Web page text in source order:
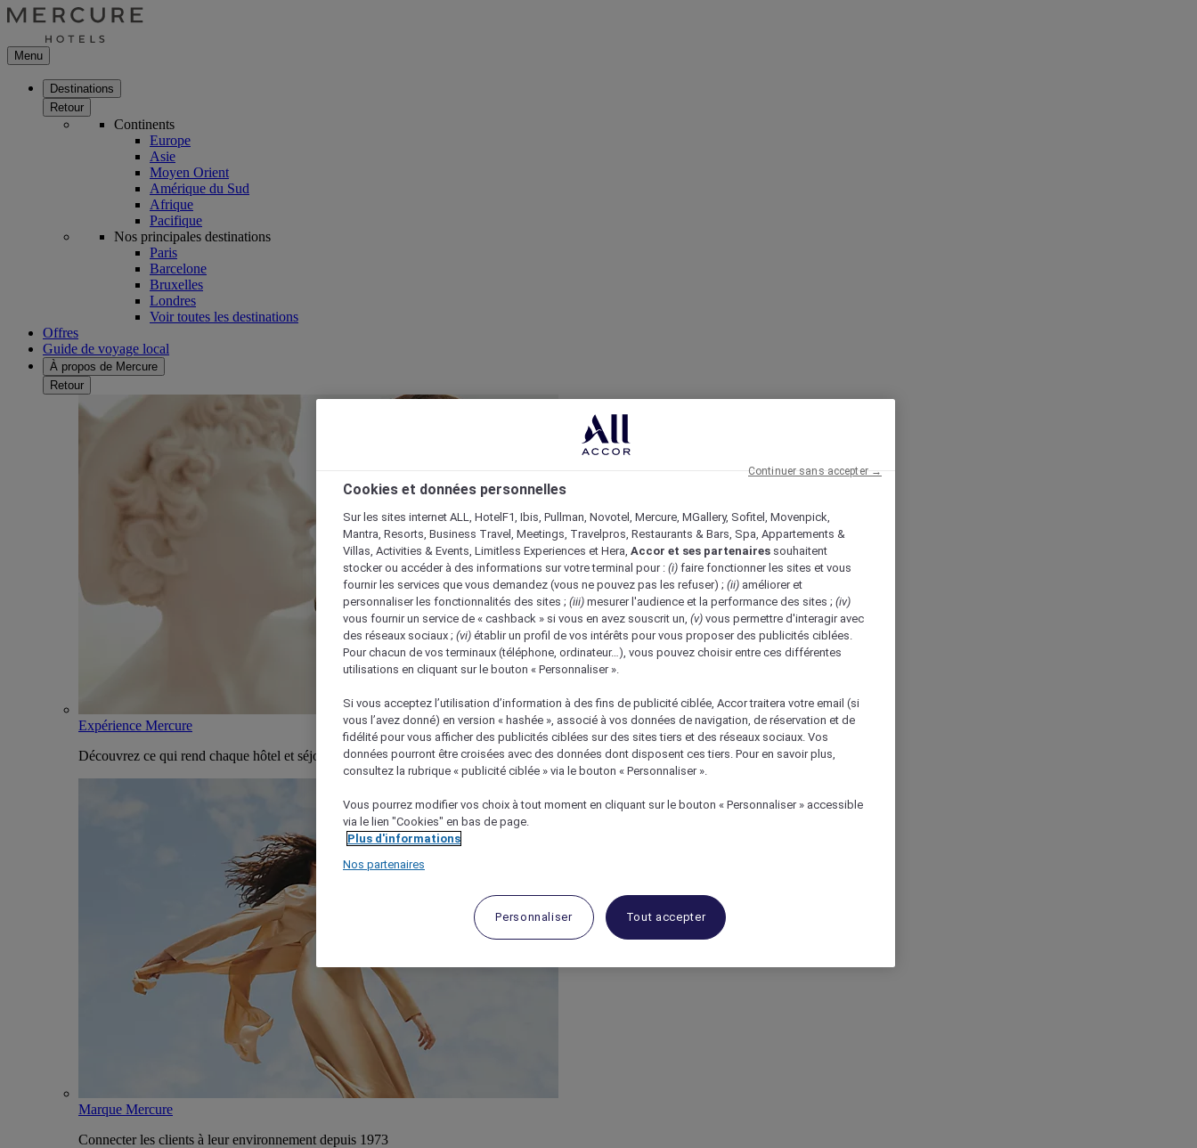
Menu
Destinations
Retour
Continents
Europe
Asie
Moyen Orient
Amérique du Sud
Afrique
Pacifique
Nos principales destinations
Paris
Barcelone
Bruxelles
Londres
Voir toutes les destinations
Offres
Guide de voyage local
À propos de Mercure
Retour
Expérience Mercure
Découvrez ce qui rend chaque hôtel et séjour Mercure unique
Marque Mercure
Connecter les clients à leur environnement depuis 1973
Cookies et données personnelles
Sur les sites internet ALL, HotelF1, Ibis, Pullman, Novotel, Mercure, MGallery, Sofitel, Movenpick,
Mantra, Resorts, Business Travel, Meetings, Travelpros, Restaurants & Bars, Spa, Appartements &
Villas, Activities & Events, Limitless Experiences et Hera, Accor et ses partenaires souhaitent
stocker ou accéder à des informations sur votre terminal pour : (i) faire fonctionner les sites et vous
fournir les services que vous demandez (vous ne pouvez pas les refuser) ; (ii) améliorer et
personnaliser les fonctionnalités des sites ; (iii) mesurer l'audience et la performance des sites ; (iv)
vous fournir un service de « cashback » si vous en avez souscrit un, (v) vous permettre d'interagir avec
des réseaux sociaux ; (vi) établir un profil de vos intérêts pour vous proposer des publicités ciblées.
Pour chacun de vos terminaux (téléphone, ordinateur…), vous pouvez choisir entre ces différentes
utilisations en cliquant sur le bouton « Personnaliser ».
Si vous acceptez l’utilisation d’information à des fins de publicité ciblée, Accor traitera votre email (si
vous l’avez donné) en version « hashée », associé à vos données de navigation, de réservation et de
fidélité pour vous afficher des publicités ciblées sur des sites tiers et des réseaux sociaux. Vos
données pourront être croisées avec des données dont disposent ces tiers. Pour en savoir plus,
consultez la rubrique « publicité ciblée » via le bouton « Personnaliser ».
Vous pourrez modifier vos choix à tout moment en cliquant sur le bouton « Personnaliser » accessible
via le lien "Cookies" en bas de page.
Plus d'informations
Nos partenaires
Personnaliser Tout accepter
Continuer sans accepter →